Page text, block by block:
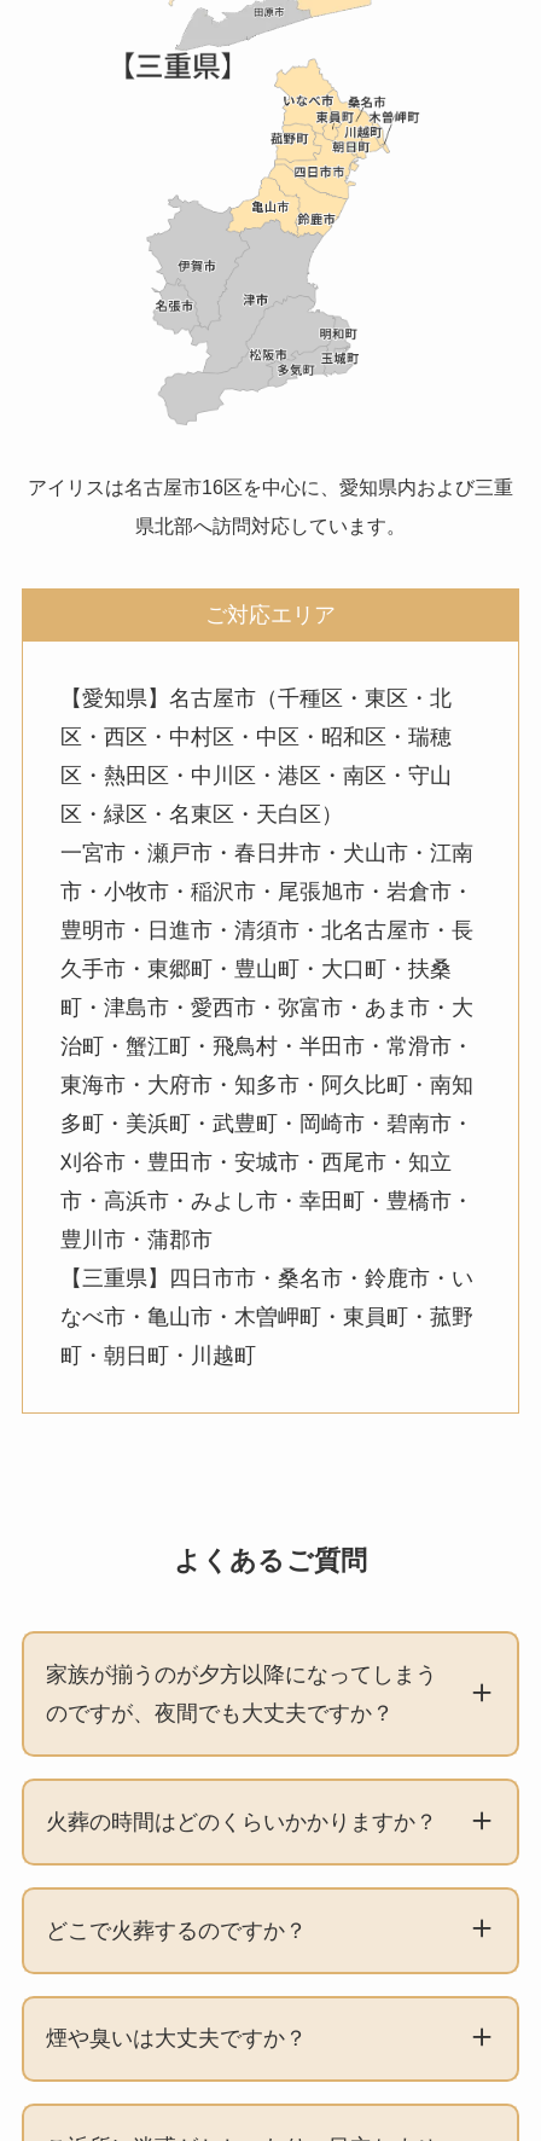
アイリスは名古屋市16区を中心に、愛知県内および三重
県北部へ訪問対応しています。
ご対応エリア
【愛知県】名古屋市（千種区・東区・北
区・西区・中村区・中区・昭和区・瑞穂
区・熱田区・中川区・港区・南区・守山
区・緑区・名東区・天白区）
一宮市・瀬戸市・春日井市・犬山市・江南
市・小牧市・稲沢市・尾張旭市・岩倉市・
豊明市・日進市・清須市・北名古屋市・長
久手市・東郷町・豊山町・大口町・扶桑
町・津島市・愛西市・弥富市・あま市・大
治町・蟹江町・飛鳥村・半田市・常滑市・
東海市・大府市・知多市・阿久比町・南知
多町・美浜町・武豊町・岡崎市・碧南市・
刈谷市・豊田市・安城市・西尾市・知立
市・高浜市・みよし市・幸田町・豊橋市・
豊川市・蒲郡市
【三重県】四日市市・桑名市・鈴鹿市・い
なべ市・亀山市・木曽岬町・東員町・菰野
町・朝日町・川越町
よくあるご質問
家族が揃うのが夕方以降になってしまう
のですが、夜間でも大丈夫ですか？
火葬の時間はどのくらいかかりますか？
どこで火葬するのですか？
煙や臭いは大丈夫ですか？